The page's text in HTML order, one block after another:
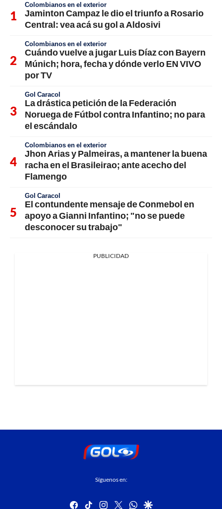
Colombianos en el exterior
Jaminton Campaz le dio el triunfo a Rosario
Central: vea acá su gol a Aldosivi
Colombianos en el exterior
Cuándo vuelve a jugar Luis Díaz con Bayern
Múnich; hora, fecha y dónde verlo EN VIVO
por TV
Gol Caracol
La drástica petición de la Federación
Noruega de Fútbol contra Infantino; no para
el escándalo
Colombianos en el exterior
Jhon Arias y Palmeiras, a mantener la buena
racha en el Brasileirao; ante acecho del
Flamengo
Gol Caracol
El contundente mensaje de Conmebol en
apoyo a Gianni Infantino; "no se puede
desconocer su trabajo"
PUBLICIDAD
Síguenos en:
facebook
tiktok instagram
twitterwhatsapp
google